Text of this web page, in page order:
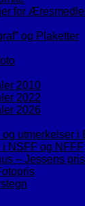
for
og Plaketter
2010
2022
2026
og utmerkelser
i NSFF og NFFF
– Jessens